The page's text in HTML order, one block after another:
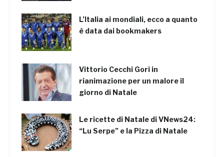
L’Italia ai mondiali, ecco a quanto
è data dai bookmakers
Vittorio Cecchi Gori in
rianimazione per un malore il
giorno di Natale
Le ricette di Natale di VNews24:
“Lu Serpe” e la Pizza di Natale